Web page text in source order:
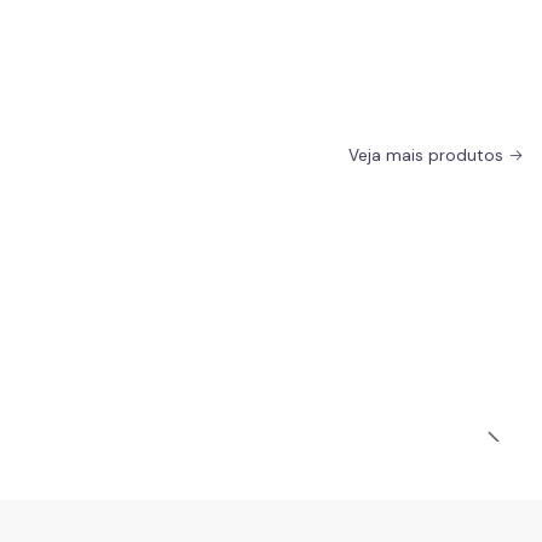
Veja mais produtos